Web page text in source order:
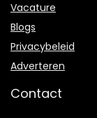
Vacature
Blogs
Privacybeleid
Adverteren
Contact